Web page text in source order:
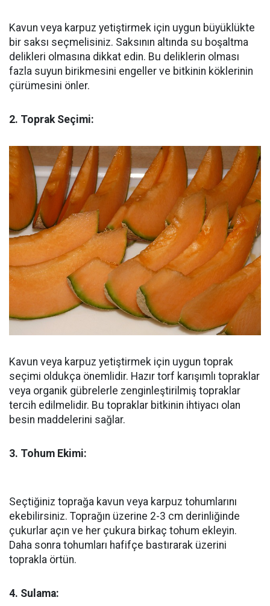
Kavun veya karpuz yetiştirmek için uygun büyüklükte
bir saksı seçmelisiniz. Saksının altında su boşaltma
delikleri olmasına dikkat edin. Bu deliklerin olması
fazla suyun birikmesini engeller ve bitkinin köklerinin
çürümesini önler.
2. Toprak Seçimi:
Kavun veya karpuz yetiştirmek için uygun toprak
seçimi oldukça önemlidir. Hazır torf karışımlı topraklar
veya organik gübrelerle zenginleştirilmiş topraklar
tercih edilmelidir. Bu topraklar bitkinin ihtiyacı olan
besin maddelerini sağlar.
3. Tohum Ekimi:
Seçtiğiniz toprağa kavun veya karpuz tohumlarını
ekebilirsiniz. Toprağın üzerine 2-3 cm derinliğinde
çukurlar açın ve her çukura birkaç tohum ekleyin.
Daha sonra tohumları hafifçe bastırarak üzerini
toprakla örtün.
4. Sulama: